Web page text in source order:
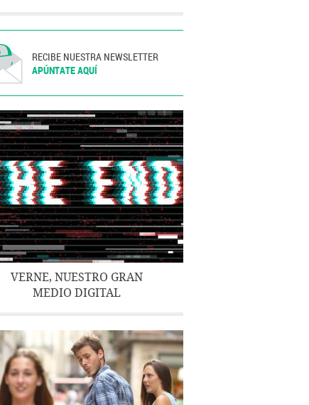
RECIBE NUESTRA NEWSLETTER
APÚNTATE AQUÍ
VERNE, NUESTRO GRAN
MEDIO DIGITAL